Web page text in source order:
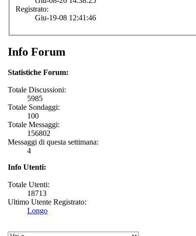
Registrato:
Giu-19-08 12:41:46
Info Forum
Statistiche Forum:
Totale Discussioni:
5985
Totale Sondaggi:
100
Totale Messaggi:
156802
Messaggi di questa settimana:
4
Info Utenti:
Totale Utenti:
18713
Ultimo Utente Registrato:
Longo